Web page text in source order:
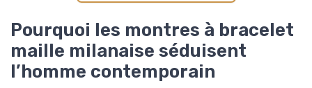
Pourquoi les montres à bracelet
maille milanaise séduisent
l’homme contemporain